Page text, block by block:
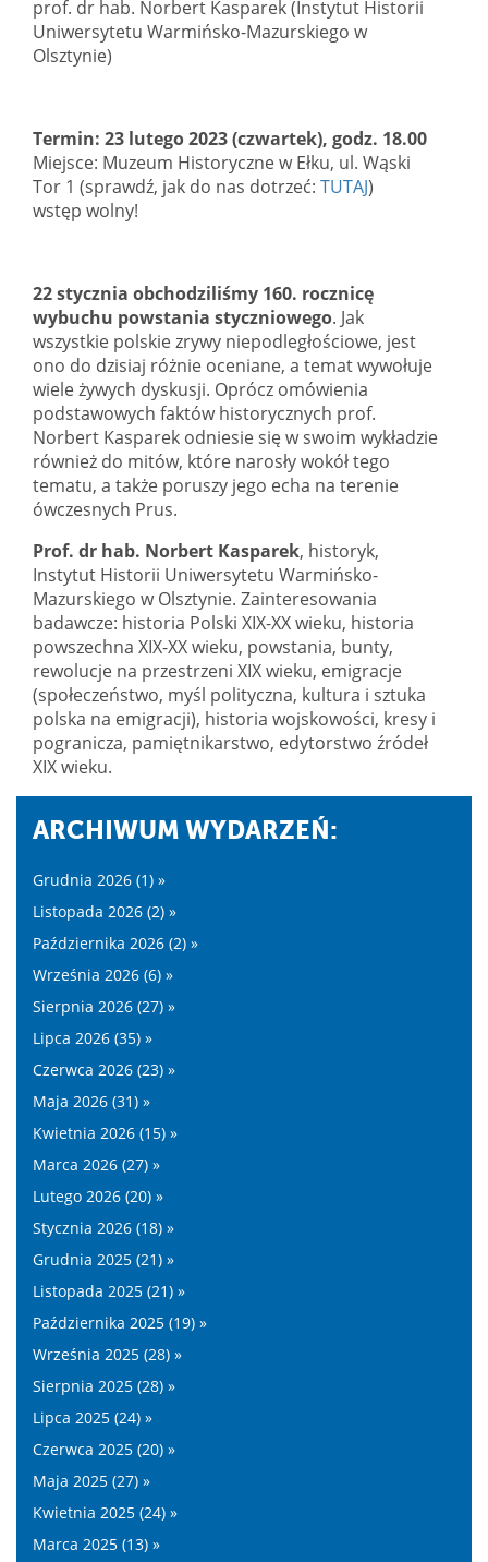
prof. dr hab. Norbert Kasparek (Instytut Historii
Uniwersytetu Warmińsko-Mazurskiego w
Olsztynie)
Termin: 23 lutego 2023 (czwartek), godz. 18.00
Miejsce: Muzeum Historyczne w Ełku, ul. Wąski
Tor 1 (sprawdź, jak do nas dotrzeć: TUTAJ)
wstęp wolny!
22 stycznia obchodziliśmy 160. rocznicę
wybuchu powstania styczniowego. Jak
wszystkie polskie zrywy niepodległościowe, jest
ono do dzisiaj różnie oceniane, a temat wywołuje
wiele żywych dyskusji. Oprócz omówienia
podstawowych faktów historycznych prof.
Norbert Kasparek odniesie się w swoim wykładzie
również do mitów, które narosły wokół tego
tematu, a także poruszy jego echa na terenie
ówczesnych Prus.
Prof. dr hab. Norbert Kasparek, historyk,
Instytut Historii Uniwersytetu Warmińsko-
Mazurskiego w Olsztynie. Zainteresowania
badawcze: historia Polski XIX-XX wieku, historia
powszechna XIX-XX wieku, powstania, bunty,
rewolucje na przestrzeni XIX wieku, emigracje
(społeczeństwo, myśl polityczna, kultura i sztuka
polska na emigracji), historia wojskowości, kresy i
pogranicza, pamiętnikarstwo, edytorstwo źródeł
XIX wieku.
ARCHIWUM WYDARZEŃ:
Grudnia 2026 (1) »
Listopada 2026 (2) »
Października 2026 (2) »
Września 2026 (6) »
Sierpnia 2026 (27) »
Lipca 2026 (35) »
Czerwca 2026 (23) »
Maja 2026 (31) »
Kwietnia 2026 (15) »
Marca 2026 (27) »
Lutego 2026 (20) »
Stycznia 2026 (18) »
Grudnia 2025 (21) »
Listopada 2025 (21) »
Października 2025 (19) »
Września 2025 (28) »
Sierpnia 2025 (28) »
Lipca 2025 (24) »
Czerwca 2025 (20) »
Maja 2025 (27) »
Kwietnia 2025 (24) »
Marca 2025 (13) »